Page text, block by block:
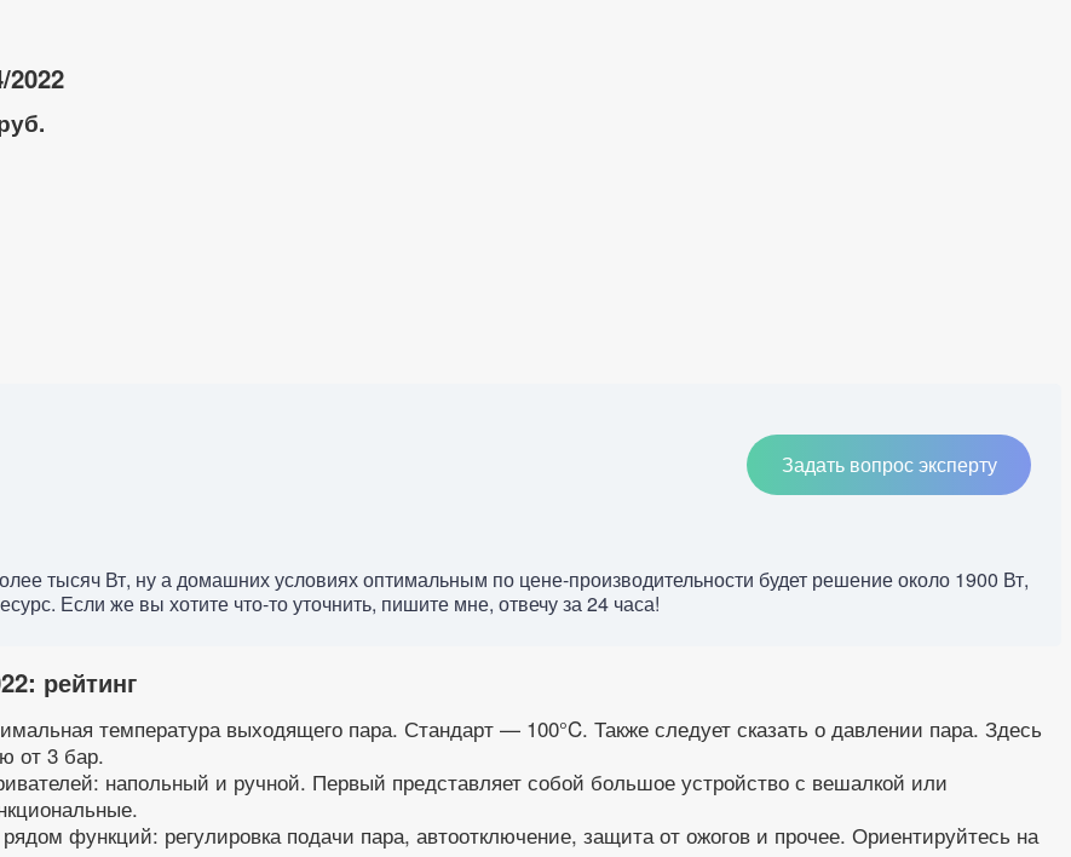
Задать вопрос эксперту
тысяч Вт, ну а домашних условиях оптимальным по цене-производительности будет решение около 1900 Вт,
Если же вы хотите что-то уточнить, пишите мне, отвечу за 24 часа!
рейтинг
температура выходящего пара. Стандарт — 100°C. Также следует сказать о давлении пара. Здесь
от 3 бар.
напольный и ручной. Первый представляет собой большое устройство с вешалкой или
функций: регулировка подачи пара, автоотключение, защита от ожогов и прочее. Ориентируйтесь на